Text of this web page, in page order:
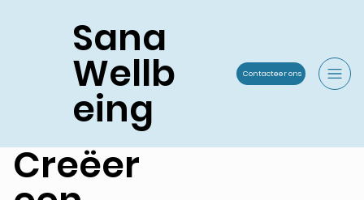
Sana
Wellb
eing
Contacteer ons
Creëer